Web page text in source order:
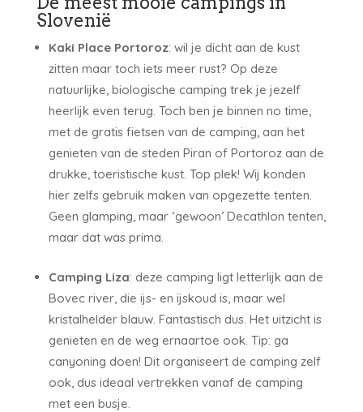
Slovenië
Kaki Place Portoroz: wil je dicht aan de kust
zitten maar toch iets meer rust? Op deze
natuurlijke, biologische camping trek je jezelf
heerlijk even terug. Toch ben je binnen no time,
met de gratis fietsen van de camping, aan het
genieten van de steden Piran of Portoroz aan de
drukke, toeristische kust. Top plek! Wij konden
hier zelfs gebruik maken van opgezette tenten.
Geen glamping, maar ‘gewoon’ Decathlon tenten,
maar dat was prima.
Camping Liza: deze camping ligt letterlijk aan de
Bovec river, die ijs- en ijskoud is, maar wel
kristalhelder blauw. Fantastisch dus. Het uitzicht is
genieten en de weg ernaartoe ook. Tip: ga
canyoning doen! Dit organiseert de camping zelf
ook, dus ideaal vertrekken vanaf de camping
met een busje.